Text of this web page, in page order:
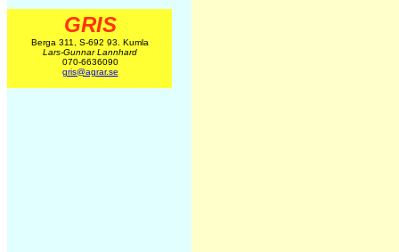
GRIS
Berga 311, S-692 93. Kumla
Lars-Gunnar Lannhard
070-6636090
gris@agrar.se